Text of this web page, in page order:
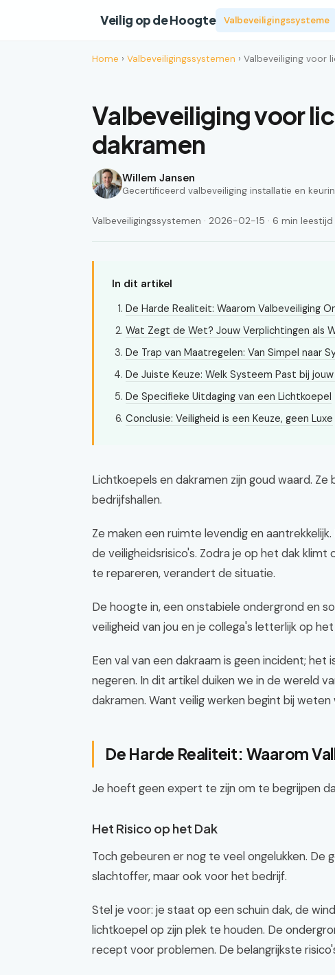
Veilig op de Hoogte Valbeveiligingssysteme
Home › Valbeveiligingssystemen › Valbeveiliging voor
Valbeveiliging voor
dakramen
Willem Jansen
Gecertificeerd valbeveiliging installatie en
Valbeveiligingssystemen · 2026-02-15 · 6 min leestijd
In dit artikel
De Harde Realiteit: Waarom Valbeveiliging
Wat Zegt de Wet? Jouw Verplichtingen als
De Trap van Maatregelen: Van Simpel naar
De Juiste Keuze: Welk Systeem Past bij jouw
De Specifieke Uitdaging van een Lichtkoepel
Conclusie: Veiligheid is een Keuze, geen Luxe
Lichtkoepels en dakramen zijn goud waard.
bedrijfshallen.
Ze maken een ruimte levendig en
de veiligheidsrisico's. Zodra je op het dak
te repareren, verandert de situatie.
De hoogte in, een onstabiele ondergrond en
veiligheid van jou en je collega's letterlijk op
Een val van een dakraam is geen incident;
negeren. In dit artikel duiken we in de wereld
dakramen. Want veilig werken begint bij
De Harde Realiteit: Waarom
Je hoeft geen expert te zijn om te begrijpen
Het Risico op het Dak
Toch gebeuren er nog te veel ongelukken. De
slachtoffer, maar ook voor het bedrijf.
Stel je voor: je staat op een schuin dak, de
lichtkoepel op zijn plek te houden. De
recept voor problemen. De belangrijkste